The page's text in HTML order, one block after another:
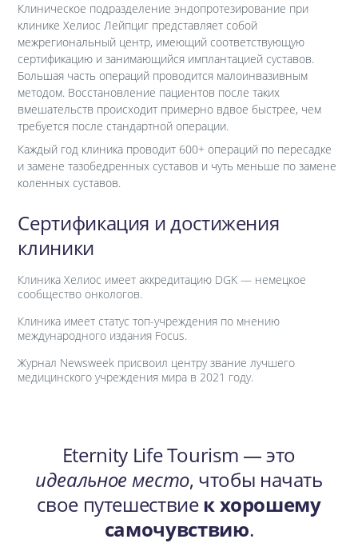
Клиническое подразделение эндопротезирование при
клинике Хелиос Лейпциг представляет собой
межрегиональный центр, имеющий соответствующую
сертификацию и занимающийся имплантацией суставов.
Большая часть операций проводится малоинвазивным
методом. Восстановление пациентов после таких
вмешательств происходит примерно вдвое быстрее, чем
требуется после стандартной операции.
Каждый год клиника проводит 600+ операций по пересадке
и замене тазобедренных суставов и чуть меньше по замене
коленных суставов.
Сертификация и достижения
клиники
Клиника Хелиос имеет аккредитацию DGK — немецкое
сообщество онкологов.
Клиника имеет статус топ-учреждения по мнению
международного издания Focus.
Журнал Newsweek присвоил центру звание лучшего
медицинского учреждения мира в 2021 году.
Eternity Life Tourism — это
идеальное место, чтобы начать
свое путешествиек хорошему
самочувствию.